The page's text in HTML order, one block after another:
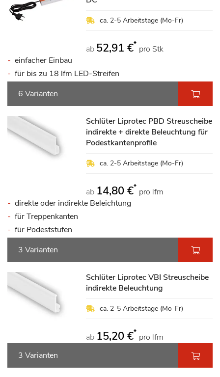
ca. 2-5 Arbeitstage (Mo-Fr)
ab 52,91 €* pro Stk
einfacher Einbau
für bis zu 18 lfm LED-Streifen
6 Varianten
Schlüter Liprotec PBD Streuscheibe
indirekte + direkte Beleuchtung für
Podestkantenprofile
ca. 2-5 Arbeitstage (Mo-Fr)
ab 14,80 €* pro lfm
direkte oder indirekte Beleichtung
für Treppenkanten
für Podeststufen
3 Varianten
Schlüter Liprotec VBI Streuscheibe
indirekte Beleuchtung
ca. 2-5 Arbeitstage (Mo-Fr)
ab 15,20 €* pro lfm
3 Varianten